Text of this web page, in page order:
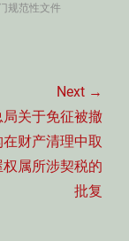
规范性文件
Next →
关于免征被撤
财产清理中取
属所涉契税的
批复